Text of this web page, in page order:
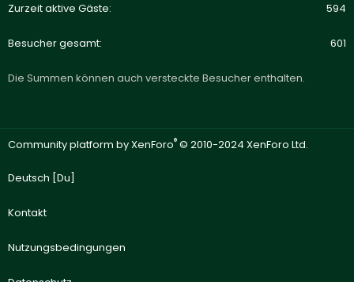
Zurzeit aktive Gäste 594
Besucher gesamt 601
Die Summen können auch versteckte Besucher enthalten.
Community platform by XenForo® © 2010-2024 XenForo Ltd.
Deutsch [Du]
Kontakt
Nutzungsbedingungen